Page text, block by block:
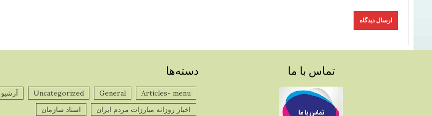
تماس با ما دسته‌ها
Articles- menu
General
Uncategorized
آرشیو
اخبار روزانه مبارزات مردم ایران
اسناد سازمان